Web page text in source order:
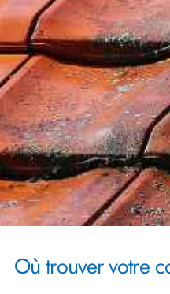
Où trouver votre